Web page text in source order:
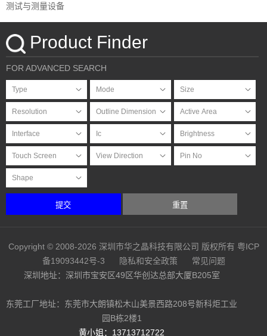
测试与测量设备
Product Finder
FOR ADVANCED SEARCH
提交 重置
Copyright © 2008-2026 深圳市华之晶科技有限公司 版权所有 粤ICP
备19093442号-3
隐私和安全政策
常见问题
深圳地址：深圳市宝安区49区华创达总部大厦B205室
东莞工厂地址：东莞市大朗镇松木山美景西路208号新科炬工业
园B栋2楼1
黄小姐：13713712722